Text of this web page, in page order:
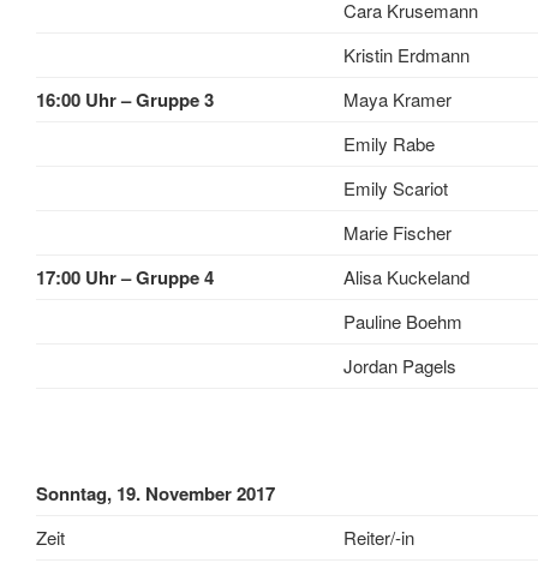
Cara Krusemann
Kristin Erdmann
16:00 Uhr – Gruppe 3
Maya Kramer
Emily Rabe
Emily Scariot
Marie Fischer
17:00 Uhr – Gruppe 4
Alisa Kuckeland
Pauline Boehm
Jordan Pagels
Sonntag, 19. November 2017
Zeit Reiter/-in